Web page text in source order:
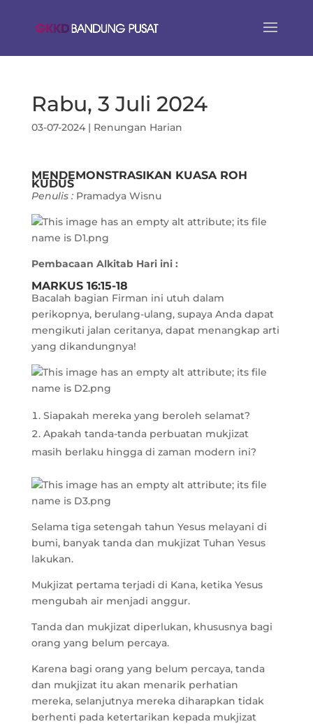
Rabu, 3 Juli 2024
03-07-2024| Renungan Harian
MENDEMONSTRASIKAN KUASA ROH
KUDUS
Penulis : Pramadya Wisnu
Pembacaan Alkitab Hari ini :
MARKUS 16:15-18
Bacalah bagian Firman ini utuh dalam
perikopnya, berulang-ulang, supaya Anda dapat
mengikuti jalan ceritanya, dapat menangkap arti
yang dikandungnya!
Siapakah mereka yang beroleh selamat?
Apakah tanda-tanda perbuatan mukjizat
masih berlaku hingga di zaman modern ini?
Selama tiga setengah tahun Yesus melayani di
bumi, banyak tanda dan mukjizat Tuhan Yesus
lakukan.
Mukjizat pertama terjadi di Kana, ketika Yesus
mengubah air menjadi anggur.
Tanda dan mukjizat diperlukan, khususnya bagi
orang yang belum percaya.
Karena bagi orang yang belum percaya, tanda
dan mukjizat itu akan menarik perhatian
mereka, selanjutnya mereka diharapkan tidak
berhenti pada ketertarikan kepada mukjizat